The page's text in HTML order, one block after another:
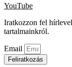
YouTube
Iratkozzon fel
tartalmainkról.
Email
Feliratkozás